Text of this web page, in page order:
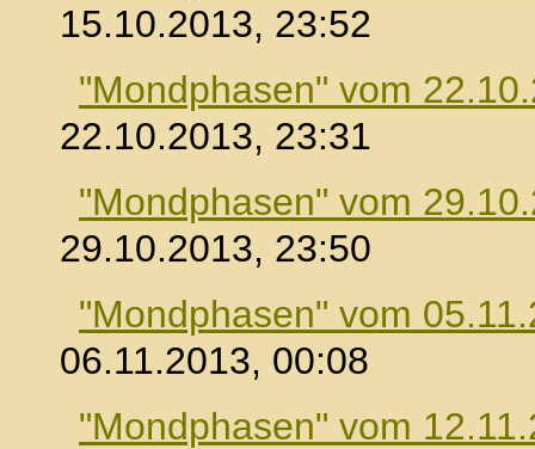
15.10.2013, 23:52
"Mondphasen" vom
22.10.2013, 23:31
"Mondphasen" vom
29.10.2013, 23:50
"Mondphasen" vom
06.11.2013, 00:08
"Mondphasen" vom